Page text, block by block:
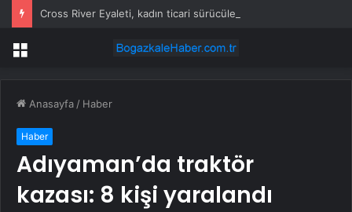
Menü
Anasayfa / Haber
Haber
Adıyaman’da traktör
kazası: 8 kişi yaralandı